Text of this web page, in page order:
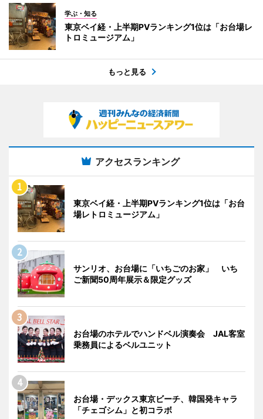
学ぶ・知る
東京ベイ経・上半期PVランキング1位は「お台場レ
トロミュージアム」
もっと見る
アクセスランキング
東京ベイ経・上半期PVランキング1位は「お台
場レトロミュージアム」
サンリオ、お台場に「いちごのお家」 いち
ご新聞50周年展示＆限定グッズ
お台場のホテルでハンドベル演奏会 JAL客室
乗務員によるベルユニット
お台場・デックス東京ビーチ、韓国発キャラ
「チェゴシム」と初コラボ